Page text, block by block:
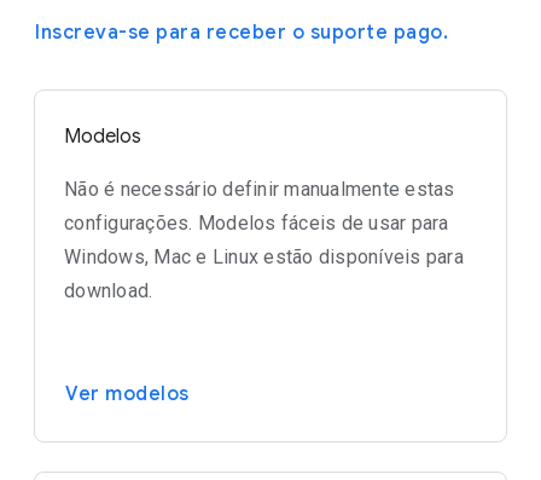
Inscreva-se para receber o suporte pago.
Modelos
Não é necessário definir manualmente estas
configurações. Modelos fáceis de usar para
Windows, Mac e Linux estão disponíveis para
download.
Ver modelos